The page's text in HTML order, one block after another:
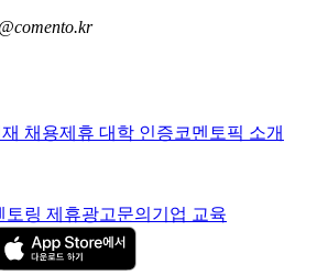
채용제휴 대학 인증코멘토픽 소개
토링 제휴광고문의 기업 교육